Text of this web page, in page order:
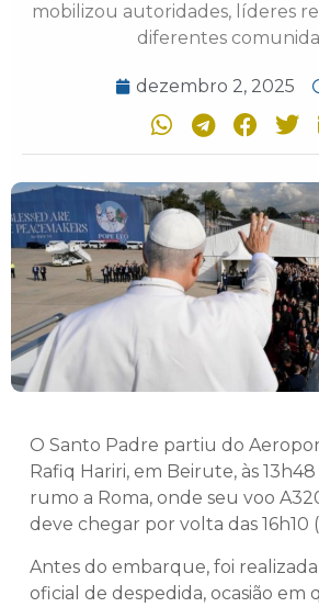
mobilizou autoridades, líderes
diferentes
dezembro 2, 2025
O Santo Padre partiu do
Rafiq Hariri, em Beirute, às
rumo a Roma, onde seu voo
deve chegar por volta das 16h10
Antes do embarque, foi
oficial de despedida, ocasião em